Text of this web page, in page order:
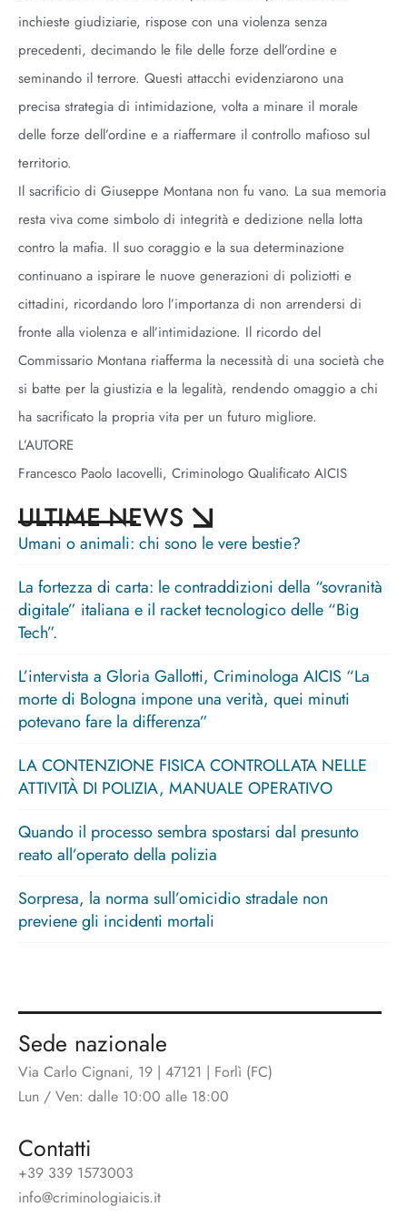
inchieste giudiziarie, rispose con una violenza senza
precedenti, decimando le file delle forze dell’ordine e
seminando il terrore. Questi attacchi evidenziarono una
precisa strategia di intimidazione, volta a minare il morale
delle forze dell’ordine e a riaffermare il controllo mafioso sul
territorio.
Il sacrificio di Giuseppe Montana non fu vano. La sua memoria
resta viva come simbolo di integrità e dedizione nella lotta
contro la mafia. Il suo coraggio e la sua determinazione
continuano a ispirare le nuove generazioni di poliziotti e
cittadini, ricordando loro l’importanza di non arrendersi di
fronte alla violenza e all’intimidazione. Il ricordo del
Commissario Montana riafferma la necessità di una società che
si batte per la giustizia e la legalità, rendendo omaggio a chi
ha sacrificato la propria vita per un futuro migliore.
L’AUTORE
Francesco Paolo Iacovelli, Criminologo Qualificato AICIS
ULTIME NEWS
Umani o animali: chi sono le vere bestie?
La fortezza di carta: le contraddizioni della “sovranità
digitale” italiana e il racket tecnologico delle “Big
Tech”.
L’intervista a Gloria Gallotti, Criminologa AICIS “La
morte di Bologna impone una verità, quei minuti
potevano fare la differenza”
LA CONTENZIONE FISICA CONTROLLATA NELLE
ATTIVITÀ DI POLIZIA, MANUALE OPERATIVO
Quando il processo sembra spostarsi dal presunto
reato all’operato della polizia
Sorpresa, la norma sull’omicidio stradale non
previene gli incidenti mortali
Sede nazionale
Via Carlo Cignani, 19 | 47121 | Forlì (FC)
Lun / Ven: dalle 10:00 alle 18:00
Contatti
+39 339 1573003
info@criminologiaicis.it